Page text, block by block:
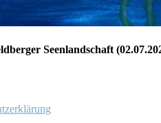
Seenlandschaft